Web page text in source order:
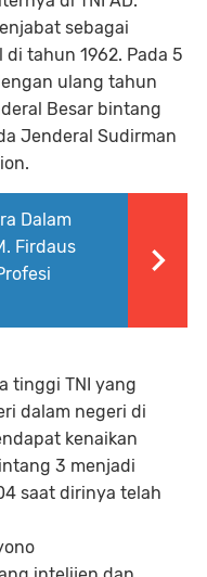
sebagai
tahun 1962. Pada 5
ulang tahun
Besar bintang
Jenderal Sudirman
Dalam
Firdaus
tinggi TNI yang
dalam negeri di
kenaikan
3 menjadi
saat dirinya telah